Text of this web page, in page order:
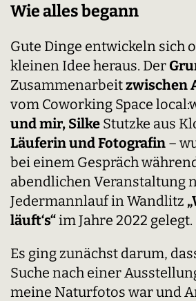
Wie alles begann
Gute Dinge entwickeln sich
kleinen Idee heraus. Der
Zusammenarbeitzwischen
vom Coworking Space
und mir, Silke Stutzke aus
Läuferin und Fotografin –
bei einem Gespräch
abendlichen Veranstaltung
Jedermannlauf in Wandlitz
läuft‘s“im Jahre 2022 gelegt.
Es ging zunächst darum,
Suche nach einer
meine Naturfotos war und